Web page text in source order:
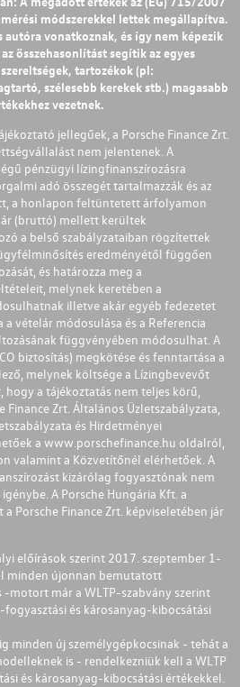
módszerekkel lettek megállapítva.
vonatkoznak, és így nem képezik
összehasonlítást segítik az egyes
tartozékok (pl:
szélesebb kerekek stb.) magasabb
vezetnek.
jellegűek, a Porsche Finance Zrt.
nem jelentenek. A
pénzügyi lízingfinanszírozásra
adó összegét tartalmazzák és az
a honlapon feltüntetett árfolyamon
(bruttó) mellett kerültek
a belső szabályzataiban rögzítettek
eredményétől függően
és határozza meg a
melynek keretében a
illetve akár egyéb fedezetet
vételár módosulása és a Referencia
függvényében módosulhat. A
biztosítás) megkötése és fenntartása a
melynek költsége a Lízingbevevőt
a tájékoztatás nem teljes körű,
Finance Zrt. Általános Üzletszabályzata,
és Hirdetményei
a www.porschefinance.hu oldalról,
valamint a Közvetítőnél elérhetőek. A
kizárólag fogyasztónak nem
A Porsche Hungária Kft. a
Porsche Finance Zrt. képviseletében jár
előírások szerint 2017. szeptember 1-
minden újonnan bemutatott
motort már a WLTP-szabvány szerint
és károsanyag-kibocsátási
minden új személygépkocsinak - tehát a
is - rendelkezniük kell a WLTP
és károsanyag-kibocsátási értékekkel.